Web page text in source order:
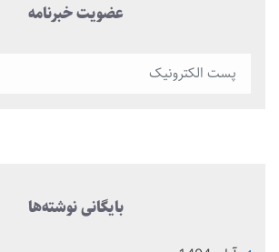
عضویت خبرنامه
بایگانی نوشته‌ها